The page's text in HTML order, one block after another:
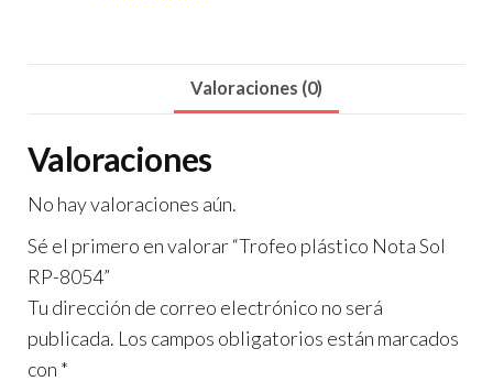
Valoraciones (0)
Valoraciones
No hay valoraciones aún.
Sé el primero en valorar “Trofeo plástico Nota Sol
RP-8054”
Tu dirección de correo electrónico no será
publicada. Los campos obligatorios están marcados
con *